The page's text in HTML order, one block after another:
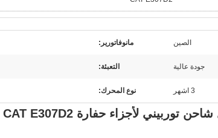
الصين مانوفاتورير:
جودة عالية التعبئة:
3 اشهر نوع المحرك:
شاحن توربيني لأجزاء حفارة CAT E307D2